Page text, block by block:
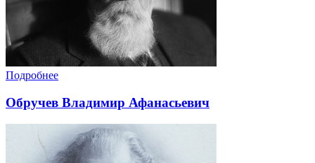
Подробнее
Обручев Владимир Афанасьевич